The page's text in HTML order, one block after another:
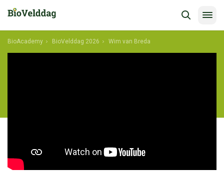
BioAcademy BioVelddag 2026 Wim van Breda